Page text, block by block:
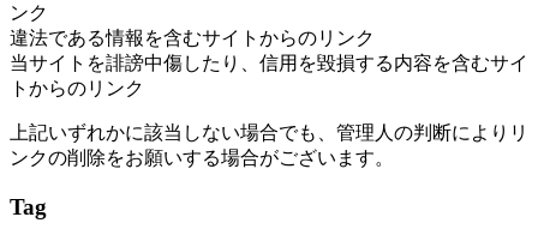
ンク
違法である情報を含むサイトからのリンク
当サイトを誹謗中傷したり、信用を毀損する内容を含むサイ
トからのリンク
上記いずれかに該当しない場合でも、管理人の判断によりリ
ンクの削除をお願いする場合がございます。
Tag